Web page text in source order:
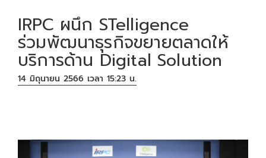
IRPC ผนึก STelligence
ร่วมพัฒนาธุรกิจขยายตลาดให้
บริการด้าน Digital Solution
14 มิถุนายน 2566 เวลา 15:23 น.